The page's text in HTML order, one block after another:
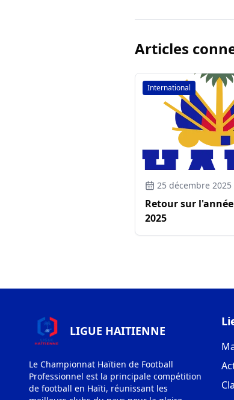
Articles
International
25 décembre 2025
Retour sur
2025
LIGUE HAITIENNE
Le Championnat Haïtien de Football
Professionnel est la principale compétition
de football en Haïti, réunissant les